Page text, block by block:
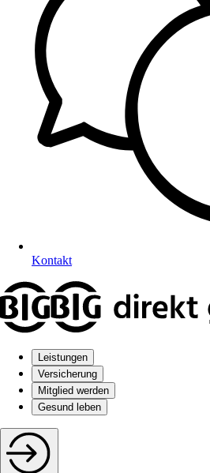
Kontakt
Leistungen
Versicherung
Mitglied werden
Gesund leben